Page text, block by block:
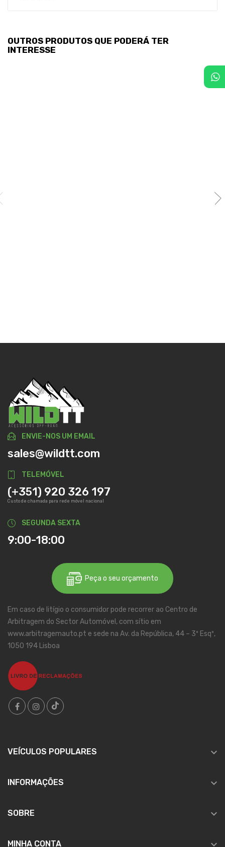
OUTROS PRODUTOS QUE PODERÁ TER
INTERESSE
ENVIE-NOS UM EMAIL
sales@wildtt.com
TELEMÓVEL
(+351) 920 326 197
Custo de chamada para rede móvel nacional
SEGUNDA SEXTA
9:00-18:00
Peça o seu orçamento
Em caso de litígio o consumidor pode recorrer ao Centro de
Arbitragem do Sector Automóvel, com sítio em
www.arbitragemauto.pt e sede na Av. da República, 44 – 3º Esqº,
1050 194 Lisboa
VEÍCULOS POPULARES 
INFORMAÇÕES 
SOBRE 
MINHA CONTA